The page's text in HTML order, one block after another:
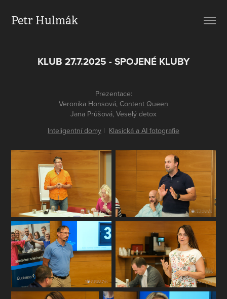
Petr Hulmák
KLUB 27.7.2025 - SPOJENÉ KLUBY
Prezentace:
Veronika Honsová, Content Queen
Jana Průšová, Veselý detox
Inteligentní domy | Klasická a AI fotografie